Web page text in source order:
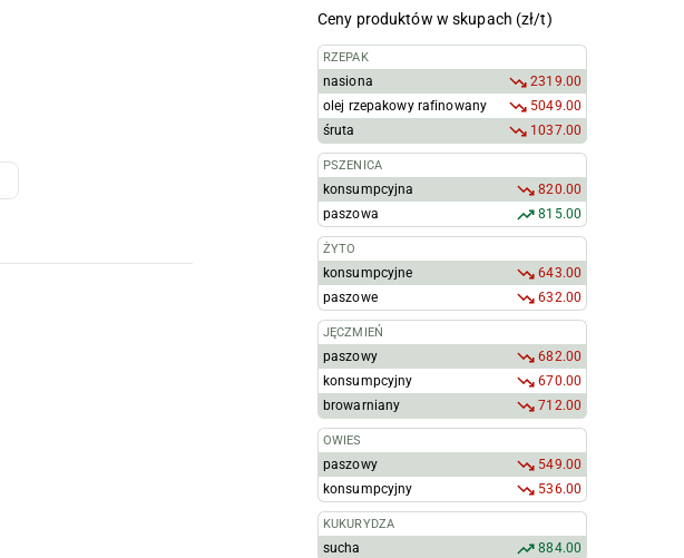
Ceny produktów w skupach (zł/t)
RZEPAK
nasiona
2319.00
olej rzepakowy rafinowany
5049.00
śruta
1037.00
PSZENICA
konsumpcyjna
820.00
paszowa
815.00
ŻYTO
konsumpcyjne
643.00
paszowe
632.00
JĘCZMIEŃ
paszowy
682.00
konsumpcyjny
670.00
browarniany
712.00
OWIES
paszowy
549.00
konsumpcyjny
536.00
KUKURYDZA
sucha 884.00